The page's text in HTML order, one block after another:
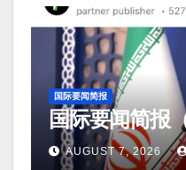
国际要闻简报
国际要闻简报
AUGUST 7, 2026